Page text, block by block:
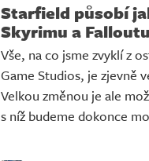
Starfield působí
Skyrimu a
Vše, na co jsme zvyklí z
Game Studios, je zjevně
Velkou změnou je ale
s níž budeme dokonce